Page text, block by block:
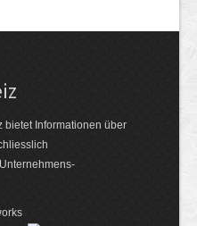
bietet Informationen über